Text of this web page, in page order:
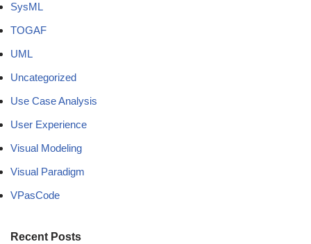
SysML
TOGAF
UML
Uncategorized
Use Case Analysis
User Experience
Visual Modeling
Visual Paradigm
VPasCode
Recent Posts